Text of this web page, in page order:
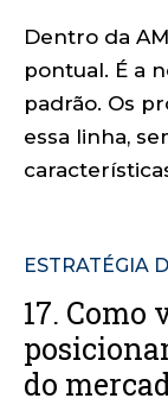
Dentro da
pontual. É a
padrão. Os
essa linha,
ESTRATÉGIA
17. Como
do